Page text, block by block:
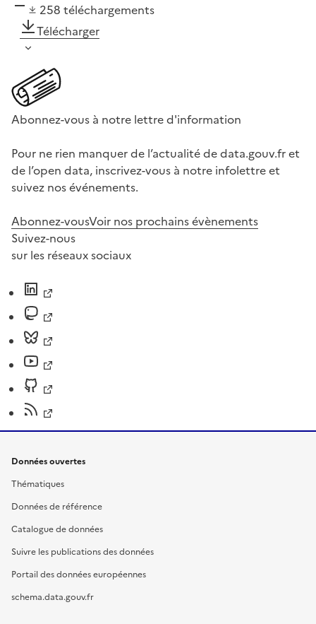
258 téléchargements
Télécharger
Abonnez-vous à notre lettre d'information
Pour ne rien manquer de l’actualité de data.gouv.fr et
de l’open data, inscrivez-vous à notre infolettre et
suivez nos événements.
Abonnez-vousVoir nos prochains évènements
Suivez-nous
sur les réseaux sociaux
Données ouvertes
Thématiques
Données de référence
Catalogue de données
Suivre les publications des données
Portail des données européennes
schema.data.gouv.fr